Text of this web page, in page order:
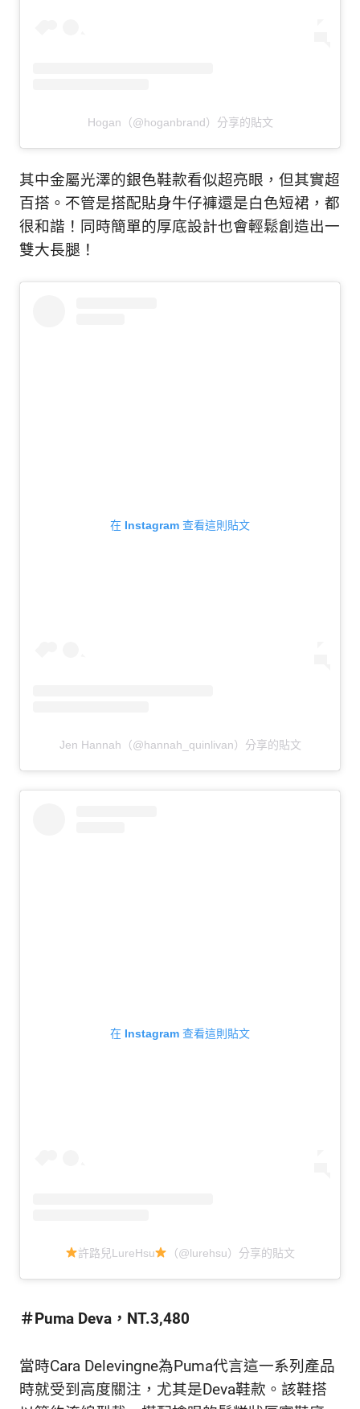
Hogan（@hoganbrand）分享的貼文
其中金屬光澤的銀色鞋款看似超亮眼，但其實超
百搭。不管是搭配貼身牛仔褲還是白色短裙，都
很和諧！同時簡單的厚底設計也會輕鬆創造出一
雙大長腿！
在 Instagram 查看這則貼文
Jen Hannah（@hannah_quinlivan）分享的貼文
在 Instagram 查看這則貼文
許路兒LureHsu （@lurehsu）分享的貼文
＃Puma Deva，NT.3,480
當時Cara Delevingne為Puma代言這一系列產品
時就受到高度關注，尤其是Deva鞋款。該鞋搭